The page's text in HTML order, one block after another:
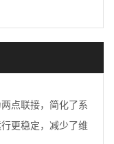
点联接，简化了系
更稳定，减少了维